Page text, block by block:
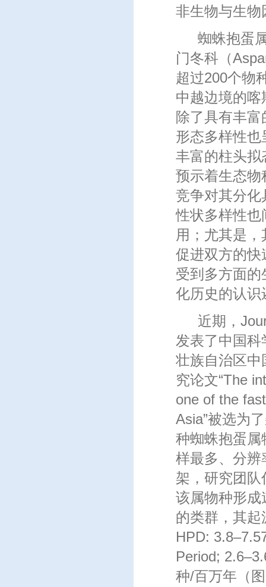
非生物与生物
蜘蛛抱蛋
门冬科（
超过200个物
中越边境的
除了具有丰
形态多样性
丰富的柱头拟
预示着生态物
竞争对其分化
性状多样性也
用；尤其是
促进双方的快
受到多方面
化历史的认识
近期，
发表了中国
壮族自治区中
究论文“The
one of the
Asia”被选为
种蜘蛛抱蛋属
样最多、分辨
架，研究团
该属物种形成
的类群，其
HPD:
Period;
种/百万年（